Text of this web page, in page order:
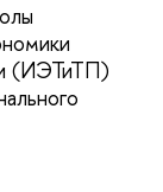
(ИЭТиТП)